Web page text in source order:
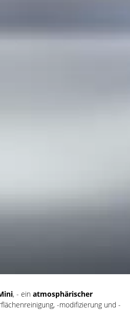
, - ein atmosphärischer
-modifizierung und -